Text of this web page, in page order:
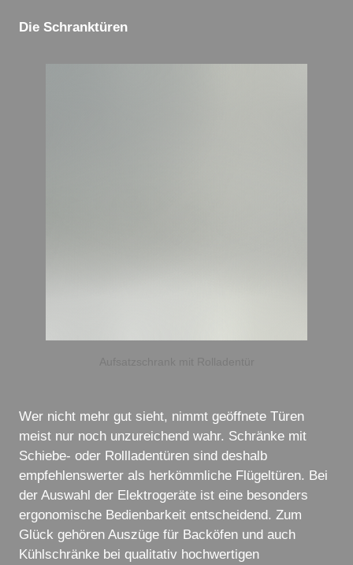
Die Schranktüren
Wer nicht mehr gut sieht, nimmt geöffnete Türen
meist nur noch unzureichend wahr. Schränke mit
Schiebe- oder Rollladentüren sind deshalb
empfehlenswerter als herkömmliche Flügeltüren. Bei
der Auswahl der Elektrogeräte ist eine besonders
ergonomische Bedienbarkeit entscheidend. Zum
Glück gehören Auszüge für Backöfen und auch
Kühlschränke bei qualitativ hochwertigen